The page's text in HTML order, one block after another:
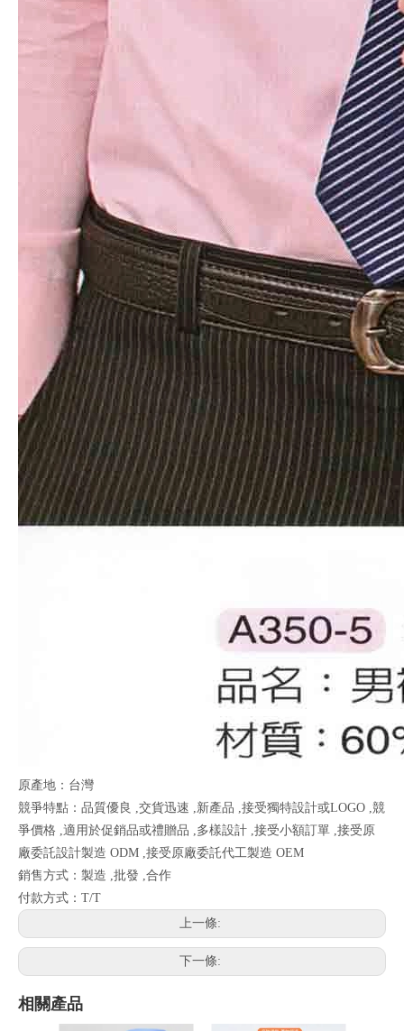
原產地：台灣
競爭特點：品質優良 ,交貨迅速 ,新產品 ,接受獨特設計或LOGO ,競
爭價格 ,適用於促銷品或禮贈品 ,多樣設計 ,接受小額訂單 ,接受原
廠委託設計製造 ODM ,接受原廠委託代工製造 OEM
銷售方式：製造 ,批發 ,合作
付款方式：T/T
上一條:
下一條:
相關產品